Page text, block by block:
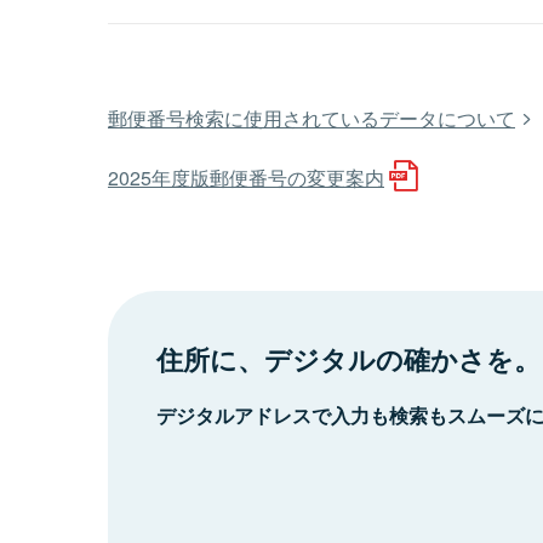
郵便番号検索に使用されているデータについて
2025年度版郵便番号の変更案内
住所に、デジタルの確かさを。
デジタルアドレスで入力も検索もスムーズ